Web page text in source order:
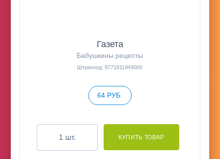
Газета
Бабушкины рецепты
Штрихкод: 9771811949000
64 РУБ.
шт.